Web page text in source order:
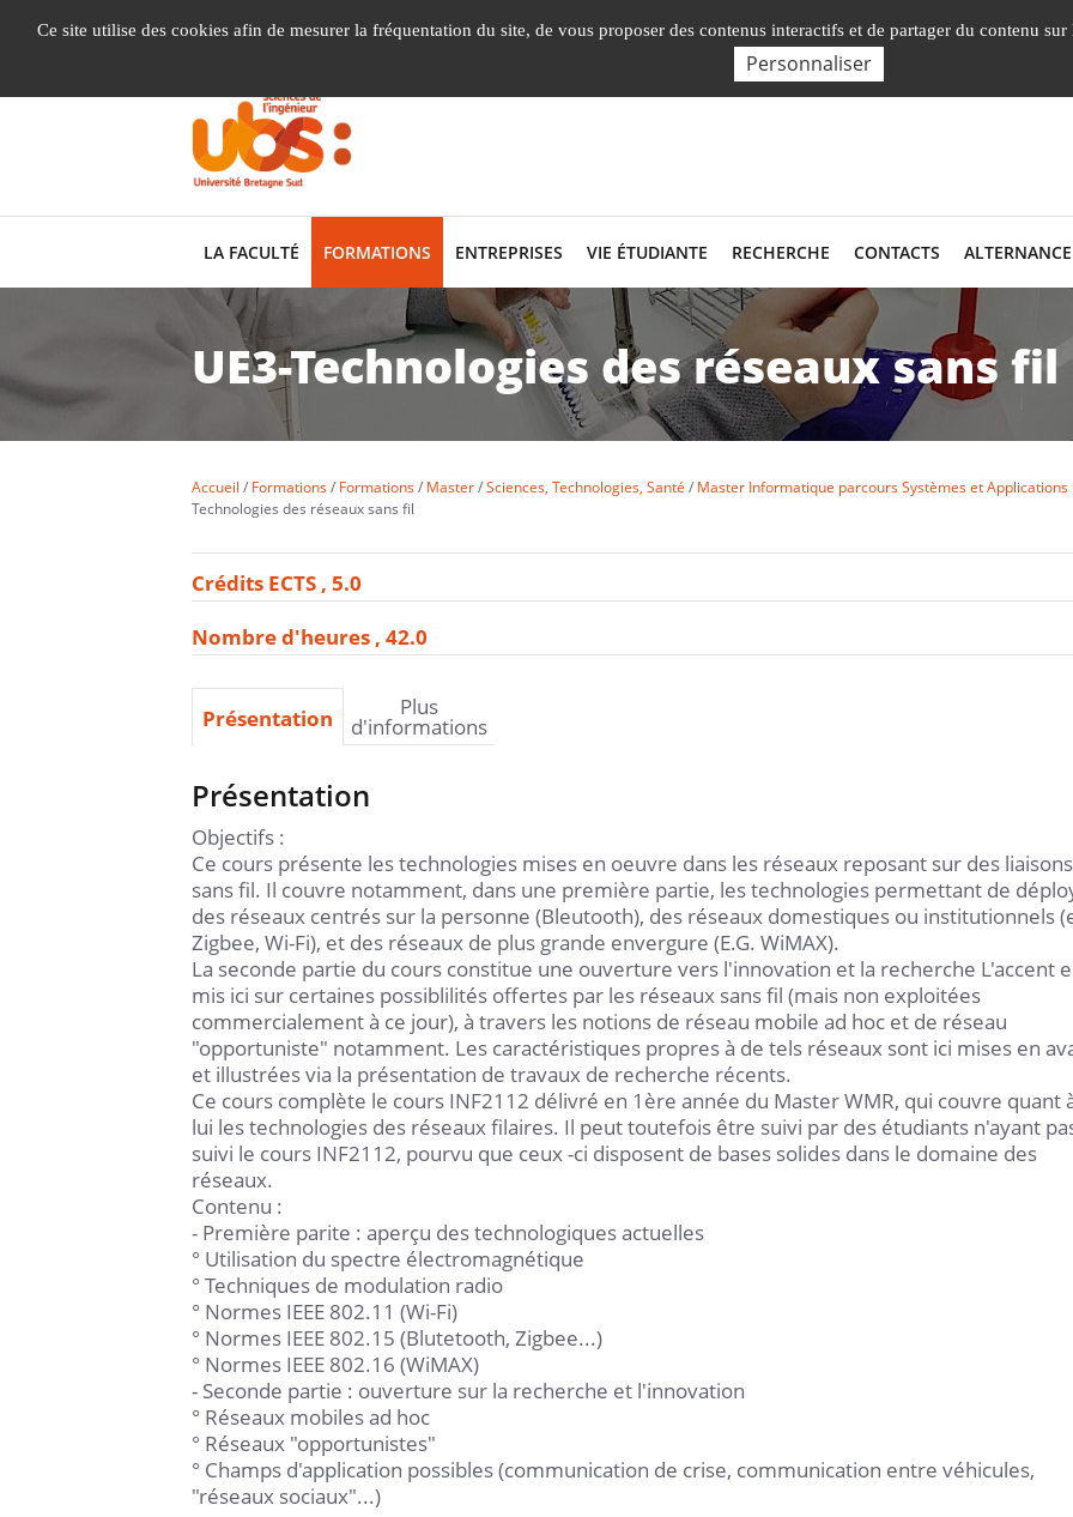
Nos Facultés, Instituts, Ecole
LA FACULTÉ FORMATIONS ENTREPRISES VIE ÉTUDIANTE RECHERCHE CONTACTS ALTERNANCE
UE3-Technologies des réseaux sans fil
Accueil Formations Formations Master Sciences, Technologies, Santé
Master Informatique parcours Systèmes et
Technologies des réseaux sans fil
Crédits ECTS 5.0
Nombre d'heures 42.0
Présentation Plus
d'informations
Présentation
Objectifs :
Ce cours présente les technologies mises en oeuvre dans les réseaux reposant sur des liaisons
sans fil. Il couvre notamment, dans une première partie, les technologies permettant de
des réseaux centrés sur la personne (Bleutooth), des réseaux domestiques ou institutionnels
Zigbee, Wi-Fi), et des réseaux de plus grande envergure (E.G. WiMAX).
La seconde partie du cours constitue une ouverture vers l'innovation et la recherche L'accent
mis ici sur certaines possiblilités offertes par les réseaux sans fil (mais non exploitées
commercialement à ce jour), à travers les notions de réseau mobile ad hoc et de réseau
"opportuniste" notamment. Les caractéristiques propres à de tels réseaux sont ici mises en
et illustrées via la présentation de travaux de recherche récents.
Ce cours complète le cours INF2112 délivré en 1ère année du Master WMR, qui couvre quant
lui les technologies des réseaux filaires. Il peut toutefois être suivi par des étudiants n'ayant
suivi le cours INF2112, pourvu que ceux -ci disposent de bases solides dans le domaine des
réseaux.
Contenu :
- Première parite : aperçu des technologiques actuelles
° Utilisation du spectre électromagnétique
° Techniques de modulation radio
° Normes IEEE 802.11 (Wi-Fi)
° Normes IEEE 802.15 (Blutetooth, Zigbee...)
° Normes IEEE 802.16 (WiMAX)
- Seconde partie : ouverture sur la recherche et l'innovation
° Réseaux mobiles ad hoc
° Réseaux "opportunistes"
° Champs d'application possibles (communication de crise, communication entre véhicules,
"réseaux sociaux"...)
Ce site utilise des cookies afin de mesurer la fréquentation du site, de vous proposer des contenus interactifs et de partager du contenu sur
Personnaliser